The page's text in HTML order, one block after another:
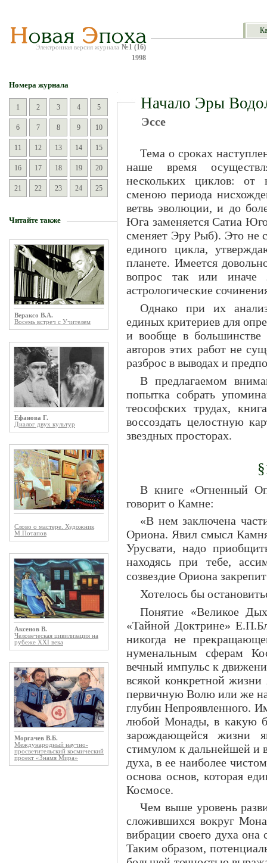
Электронная версия журнала №1 (16)
1998
Номера журнала
1 2 3 4 5
6 7 8 9 10
11 12 13 14 15
16 17 18 19 20
21 22 23 24 25
Читайте также
Вераксо В.А.
Восемь встреч с Учителем
Ефанова Г.
Диалог двух культур
Слово о мастере. Художник
М.Потапов
Аксенов В.
Человеческая цивилизация на
рубеже XXI века
Моргачев В.Б.
Международный научно-
просветительский космический
проект «Знамя Мира»
Начало Эры
Эссе
Тема о сроках
наше время
нескольких циклов: от
сменою периода
ветвь эволюции, и до
Юга заменяется Сатиа
сменяет Эру Рыб). Это не
единого цикла,
планете. Имеется
вопрос так или иначе
астрологические
Однако при их
единых критериев для
и вообще в большинстве
авторов этих работ не
разброс в выводах и
В предлагаемом
попытка собрать
теософских трудах,
воссоздать целостную
звездных просторах.
В книге «Огненный
говорит о Камне:
«В нем заключена
Ориона. Явил смысл
Урусвати, надо
находясь при тебе,
созвездие Ориона
Хотелось бы
Понятие «Великое
«Тайной Доктрине»
никогда не
нуменальным сферам
вечный импульс к
всякой конкретной
первичную Волю или же
глубин Непроявленного.
любой Монады, в какую
зарождающейся жизни
стимулом к дальнейшей и
духа, в ее наиболее
основа основ, которая
Космосе.
Чем выше уровень
сложившихся вокруг
вибрации своего духа она
Таким образом,